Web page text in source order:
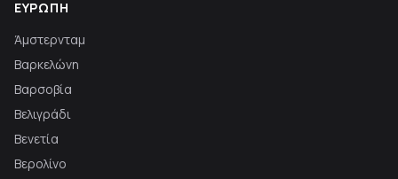
ΕΥΡΏΠΗ
Άμστερνταμ
Βαρκελώνη
Βαρσοβία
Βελιγράδι
Βενετία
Βερολίνο